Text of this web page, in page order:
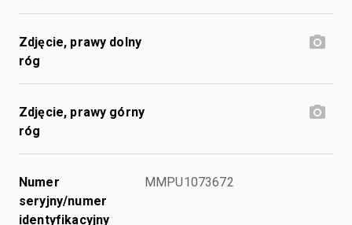
Zdjęcie, prawy dolny
róg
Zdjęcie, prawy górny
róg
Numer
seryjny/numer
identyfikacyjny
MMPU1073672